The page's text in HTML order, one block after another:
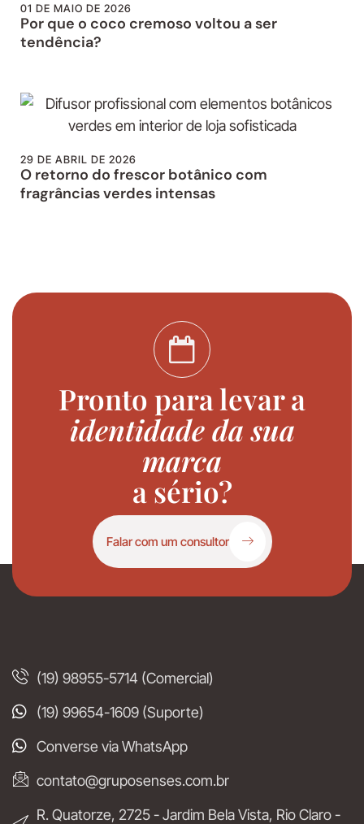
01 DE MAIO DE 2026
Por que o coco cremoso voltou a ser
tendência?
29 DE ABRIL DE 2026
O retorno do frescor botânico com
fragrâncias verdes intensas
Pronto para levar a
identidade da sua
marca
a sério?
Falar com um consultor
(19) 98955-5714 (Comercial)
(19) 99654-1609 (Suporte)
Converse via WhatsApp
contato@gruposenses.com.br
R. Quatorze, 2725 - Jardim Bela Vista, Rio Claro -